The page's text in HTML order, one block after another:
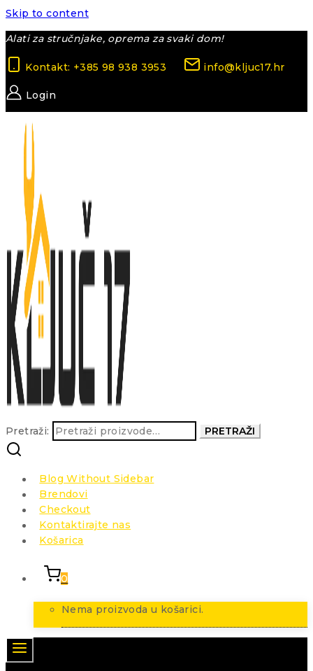
Skip to content
Alati za stručnjake, oprema za svaki dom!
Kontakt: +385 98 938 3953 info@kljuc17.hr
Login
Pretraži: PRETRAŽI
Blog Without Sidebar
Brendovi
Checkout
Kontaktirajte nas
Košarica
0
Nema proizvoda u košarici.